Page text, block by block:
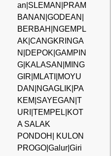
an|SLEMAN|PRAM
BANAN|GODEAN|
BERBAH|NGEMPL
AK|CANGKRINGA
N|DEPOK|GAMPIN
G|KALASAN|MING
GIR|MLATI|MOYU
DAN|NGAGLIK|PA
KEM|SAYEGAN|T
URI|TEMPEL|KOT
A SALAK
PONDOH| KULON
PROGO|Galur|Giri